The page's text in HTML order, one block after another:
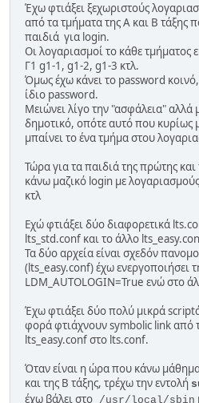
Έχω φτιάξει ξεχωριστούς
από τα τμήματα της Α και Β τάξης
παιδιά για login.
Οι λογαριασμοί το κάθε τμήματος
Γ1 g1-1, g1-2, g1-3 κτλ.
Όμως έχω κάνει το password
ίδιο password.
Μειώνει λίγο την "ασφάλεια" αλλά
δημοτικό, οπότε αυτό που κυρίως
μπαίνει το ένα τμήμα στου
Τώρα για τα παιδιά της πρώτης και
κάνω μαζικό login με
κτλ
Εχώ φτιάξει δύο διαφορετικά
lts_std.conf και το άλλο
Τα δύο αρχεία είναι σχεδόν
(lts_easy.conf) έχω ενεργοποιήσει
LDM_AUTOLOGIN=True ενώ στο
Έχω φτιάξει δύο πολύ μικρά
φορά φτιάχνουν symbolic link από
lts_easy.conf στο lts.conf.
Όταν είναι η ώρα που κάνω μάθημα
και της Β τάξης, τρέχω την εντολή
έχω βάλει στο /usr/local/sbin